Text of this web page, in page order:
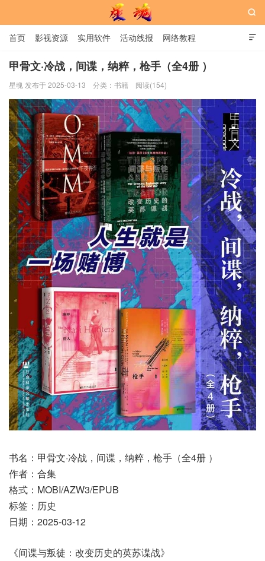
星魂网

首页 影视资源 实用软件 活动线报 网络教程
用户中心 书籍 娱乐

甲骨文·冷战，间谍，纳粹，枪手（全4册 ）
星魂 发布于 2025-03-13 分类： 书籍 阅读(154)
书名：甲骨文·冷战，间谍，纳粹，枪手（全4册 ）
作者：合集
格式：MOBI/AZW3/EPUB
标签：历史
日期：2025-03-12
《间谍与叛徒：改变历史的英苏谍战》